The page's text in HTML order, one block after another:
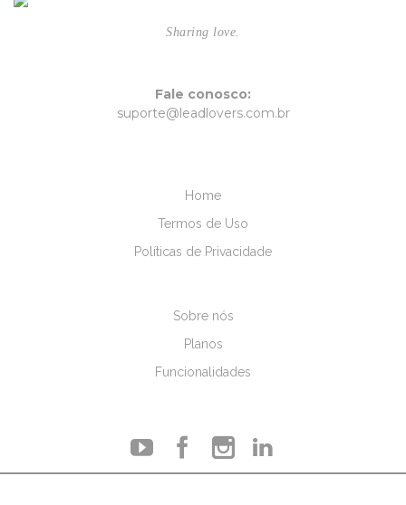
Sharing love.
Fale conosco:
suporte@leadlovers.com.br
Home
Termos de Uso
Políticas de Privacidade
Sobre nós
Planos
Funcionalidades